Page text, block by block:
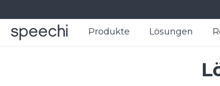
Produkte Lösungen
Produkte Lösungen